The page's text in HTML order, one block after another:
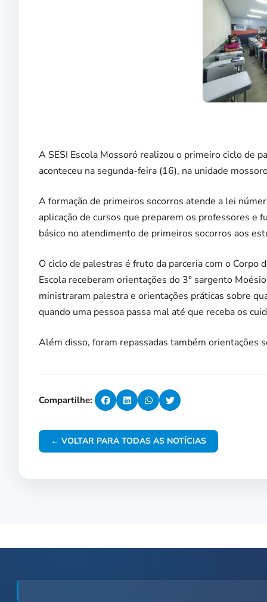
A SESI Escola Mossoró realizou o primeiro ciclo de
aconteceu na segunda-feira (16), na unidade
A formação de primeiros socorros atende a lei
aplicação de cursos que preparem os professores e
básico no atendimento de primeiros socorros aos
O ciclo de palestras é fruto da parceria com o Corpo
Escola receberam orientações do 3° sargento
ministraram palestra e orientações práticas sobre
quando uma pessoa passa mal até que receba os
Além disso, foram repassadas também orientações
Compartilhe:
← VOLTAR PARA TODAS AS NOTÍCIAS